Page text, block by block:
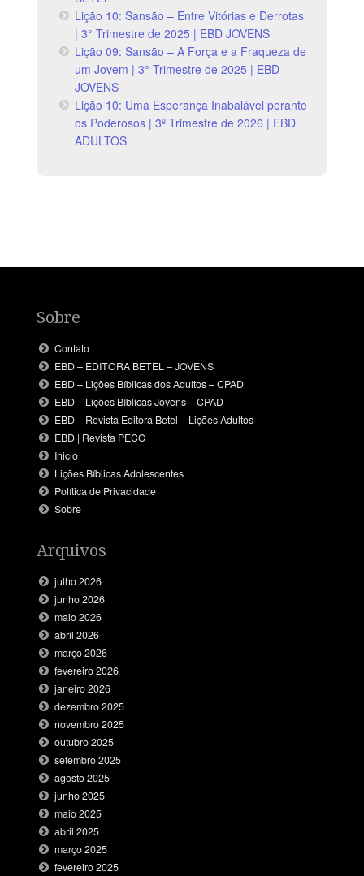
Lição 10: Sansão – Entre Vitórias e Derrotas
| 3° Trimestre de 2025 | EBD JOVENS
Lição 09: Sansão – A Força e a Fraqueza de
um Jovem | 3° Trimestre de 2025 | EBD
JOVENS
Lição 10: Uma Esperança Inabalável perante
os Poderosos | 3º Trimestre de 2026 | EBD
ADULTOS
Sobre
Contato
EBD – EDITORA BETEL – JOVENS
EBD – Lições Bíblicas dos Adultos – CPAD
EBD – Lições Bíblicas Jovens – CPAD
EBD – Revista Editora Betel – Lições Adultos
EBD | Revista PECC
Inicio
Lições Bíblicas Adolescentes
Política de Privacidade
Sobre
Arquivos
julho 2026
junho 2026
maio 2026
abril 2026
março 2026
fevereiro 2026
janeiro 2026
dezembro 2025
novembro 2025
outubro 2025
setembro 2025
agosto 2025
junho 2025
maio 2025
abril 2025
março 2025
fevereiro 2025